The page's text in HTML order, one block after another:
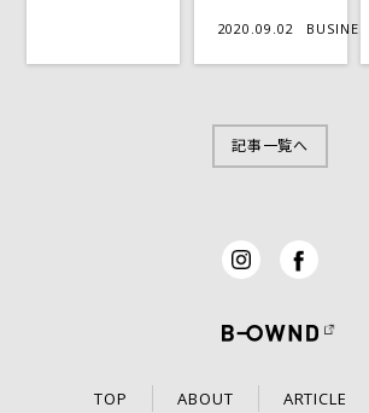
2020.09.02 BUSINESS
記事一覧へ
TOP ABOUT ARTICLE